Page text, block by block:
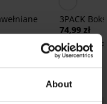
About
3PACK
74,99 zł
35,99 zł
kod: